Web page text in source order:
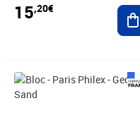
15,20€
Prix 12,00€